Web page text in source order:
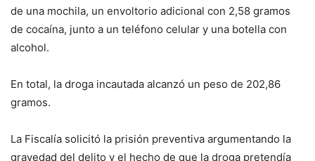
de una mochila, un envoltorio adicional con 2,58 gramos
de cocaína, junto a un teléfono celular y una botella con
alcohol.
En total, la droga incautada alcanzó un peso de 202,86
gramos.
La Fiscalía solicitó la prisión preventiva argumentando la
gravedad del delito y el hecho de que la droga pretendía